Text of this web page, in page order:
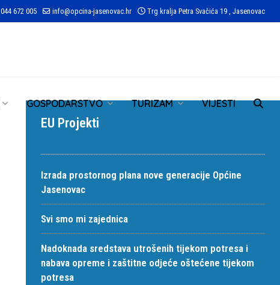
044 672 005 info@opcina-jasenovac.hr Trg kralja Petra Svačića 19 , Jasenovac
GOSPODARSTVO TURIZAM VIJESTI
EU Projekti
Izrada prostornog plana nove generacije Općine
Jasenovac
Svi smo mi zajednica
Nadoknada sredstava utrošenih tijekom potresa i
nabava opreme i zaštitne odjeće oštećene tijekom
potresa